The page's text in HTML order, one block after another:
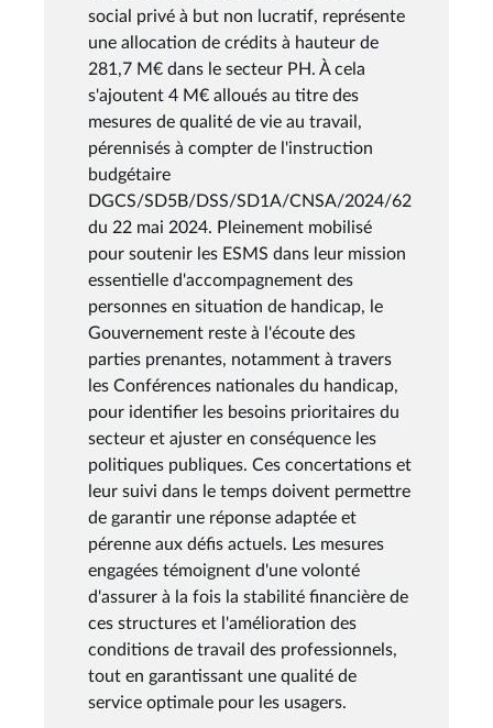
social privé à but non lucratif, représente
une allocation de crédits à hauteur de
281,7 M€ dans le secteur PH. À cela
s'ajoutent 4 M€ alloués au titre des
mesures de qualité de vie au travail,
pérennisés à compter de l'instruction
budgétaire
DGCS/SD5B/DSS/SD1A/CNSA/2024/62
du 22 mai 2024. Pleinement mobilisé
pour soutenir les ESMS dans leur mission
essentielle d'accompagnement des
personnes en situation de handicap, le
Gouvernement reste à l'écoute des
parties prenantes, notamment à travers
les Conférences nationales du handicap,
pour identifier les besoins prioritaires du
secteur et ajuster en conséquence les
politiques publiques. Ces concertations et
leur suivi dans le temps doivent permettre
de garantir une réponse adaptée et
pérenne aux défis actuels. Les mesures
engagées témoignent d'une volonté
d'assurer à la fois la stabilité financière de
ces structures et l'amélioration des
conditions de travail des professionnels,
tout en garantissant une qualité de
service optimale pour les usagers.